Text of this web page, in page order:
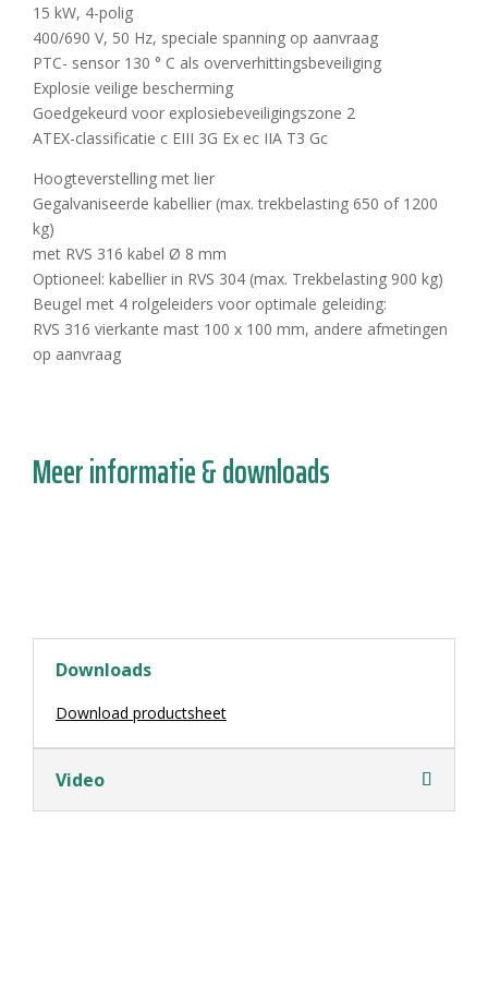
15 kW, 4-polig
400/690 V, 50 Hz, speciale spanning op aanvraag
PTC- sensor 130 ° C als oververhittingsbeveiliging
Explosie veilige bescherming
Goedgekeurd voor explosiebeveiligingszone 2
ATEX-classificatie c EIII 3G Ex ec IIA T3 Gc
Hoogteverstelling met lier
Gegalvaniseerde kabellier (max. trekbelasting 650 of 1200
kg)
met RVS 316 kabel Ø 8 mm
Optioneel: kabellier in RVS 304 (max. Trekbelasting 900 kg)
Beugel met 4 rolgeleiders voor optimale geleiding:
RVS 316 vierkante mast 100 x 100 mm, andere afmetingen
op aanvraag
Meer informatie & downloads
Downloads
Download productsheet
Video